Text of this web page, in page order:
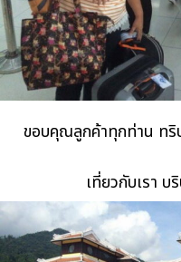
ขอบคุณลูกค้าทุกท่าน ทริ
เที่ยวกับเรา